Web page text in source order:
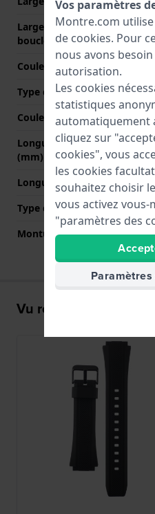
Largeur de bande à la
boucle
Couleur du bracelet
Type de fermoir
Couleur de fermoir
Longueur bande à 12h
(mm)
Longueur bande à 6h (mm)
Type de montage
Monture droite
Vu récemment
Vos paramètres
Montre.com
de cookies. Pour
nous avons
autorisation.
Les cookies
statistiques
automatiquement
cliquez sur
cookies", vous
les cookies
souhaitez choisir
vous activez
"paramètres des